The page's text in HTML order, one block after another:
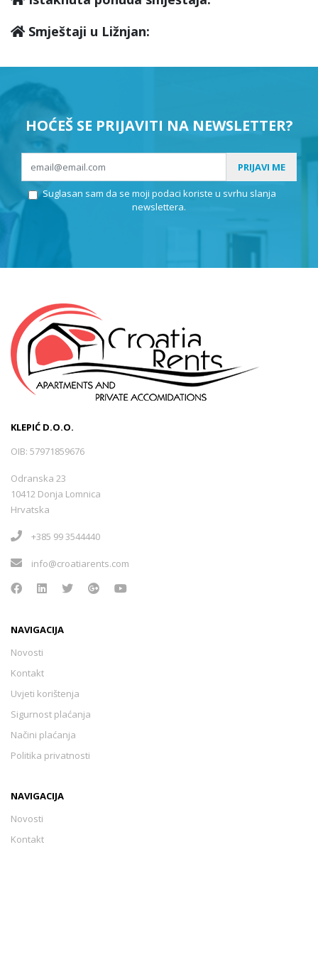
Smještaji u Ližnjan:
HOĆEŠ SE PRIJAVITI NA NEWSLETTER?
PRIJAVI ME
Suglasan sam da se moji podaci koriste u svrhu slanja
newslettera.
KLEPIĆ D.O.O.
OIB: 57971859676
Odranska 23
10412 Donja Lomnica
Hrvatska
+385 99 3544440
info@croatiarents.com
NAVIGACIJA
Novosti
Kontakt
Uvjeti korištenja
Sigurnost plaćanja
Načini plaćanja
Politika privatnosti
NAVIGACIJA
Novosti
Kontakt